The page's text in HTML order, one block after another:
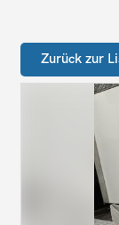
Zurück zur